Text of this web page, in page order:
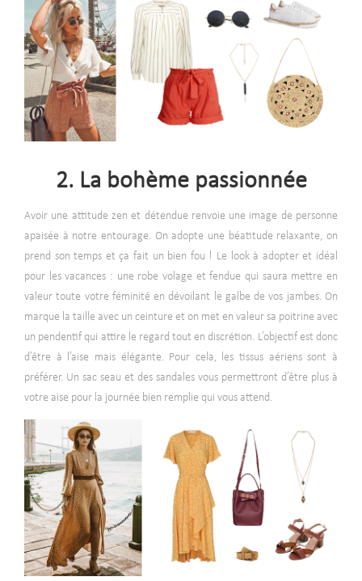
2. La bohème passionnée
Avoir une attitude zen et détendue renvoie une image de personne
apaisée à notre entourage. On adopte une béatitude relaxante, on
prend son temps et ça fait un bien fou ! Le look à adopter et idéal
pour les vacances : une robe volage et fendue qui saura mettre en
valeur toute votre féminité en dévoilant le galbe de vos jambes. On
marque la taille avec un ceinture et on met en valeur sa poitrine avec
un pendentif qui attire le regard tout en discrétion. L’objectif est donc
d’être à l’aise mais élégante. Pour cela, les tissus aériens sont à
préférer. Un sac seau et des sandales vous permettront d’être plus à
votre aise pour la journée bien remplie qui vous attend.